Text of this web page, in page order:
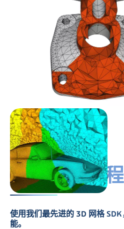
优化仿真流程
使用我们最先进的 3D 网格
能。